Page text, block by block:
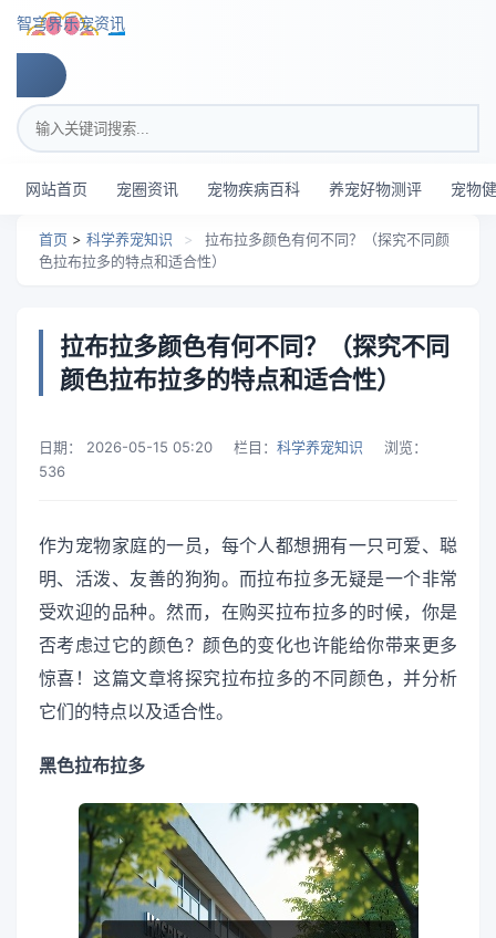
跳转到主要内容
智穹界乐宠资讯
搜索关键词
网站首页 宠圈资讯 宠物疾病百科 养宠好物测评 宠物
首页 > 科学养宠知识 >
拉布拉多颜色有何不同？（探究不同颜
色拉布拉多的特点和适合性）
拉布拉多颜色有何不同？（探究不同
颜色拉布拉多的特点和适合性）
日期： 2026-05-15 05:20 栏目： 科学养宠知识
浏览：
536
作为宠物家庭的一员，每个人都想拥有一只可爱、聪
明、活泼、友善的狗狗。而拉布拉多无疑是一个非常
受欢迎的品种。然而，在购买拉布拉多的时候，你是
否考虑过它的颜色？颜色的变化也许能给你带来更多
惊喜！这篇文章将探究拉布拉多的不同颜色，并分析
它们的特点以及适合性。
黑色拉布拉多